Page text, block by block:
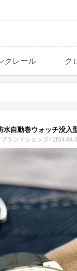
クレール ク
水自動巻ウォッチ没入
ブランドショップ / 2024-04-